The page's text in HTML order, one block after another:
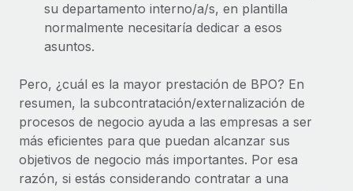
su departamento interno/a/s, en plantilla
normalmente necesitaría dedicar a esos
asuntos.
Pero, ¿cuál es la mayor prestación de BPO? En
resumen, la subcontratación/externalización de
procesos de negocio ayuda a las empresas a ser
más eficientes para que puedan alcanzar sus
objetivos de negocio más importantes. Por esa
razón, si estás considerando contratar a una